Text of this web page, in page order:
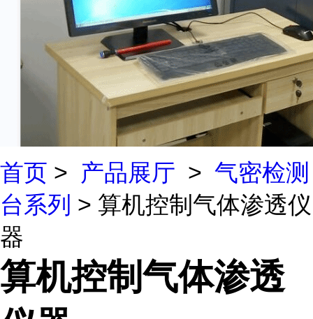
首页 > 产品展厅 > 气密检测
台系列 > 算机控制气体渗透仪
器
算机控制气体渗透